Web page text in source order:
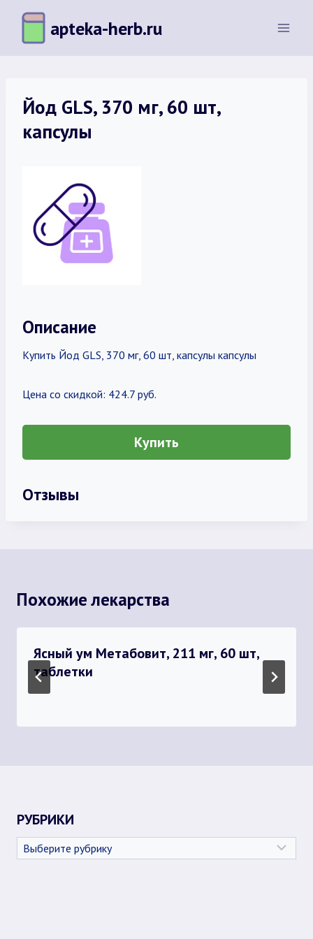
Перейти
содержимому
apteka-herb.ru
Йод GLS, 370 мг, 60 шт,
капсулы
Описание
Купить Йод GLS, 370 мг, 60 шт, капсулы капсулы
Цена со скидкой: 424.7 руб.
Купить
Отзывы
Похожие лекарства
Ясный ум Метабовит, 211 мг, 60 шт,
таблетки
РУБРИКИ
Рубрики